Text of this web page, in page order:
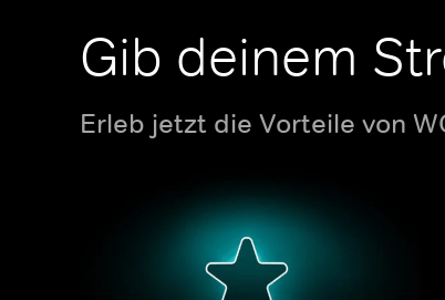
Gib deinem
Erleb jetzt die Vorteile von